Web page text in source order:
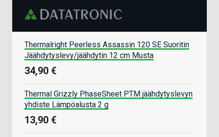
Thermalright Peerless Assassin 120 SE Suoritin
Jäähdytyslevy/jäähdytin 12 cm Musta
34,90 €
Thermal Grizzly PhaseSheet PTM jäähdytyslevyn
yhdiste Lämpöalusta 2 g
13,90 €